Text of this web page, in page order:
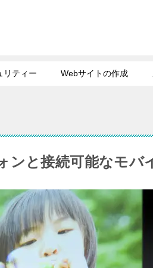
リティー Webサイトの作成
ンと接続可能なモバ